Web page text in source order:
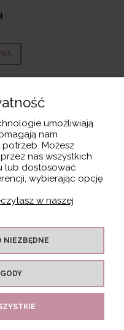
Infinity 360. FOXA 2023
umożliwiają
nam
Możesz
nas wszystkich
lub dostosować
wybierając opcję
w naszej
NIEZBĘDNE